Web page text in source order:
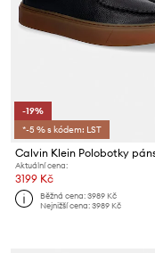
-19%
*-5 % s kódem: LST
Aktuální cena:
3199 Kč
Běžná cena:3989 Kč
Nejnižší cena:3989 Kč